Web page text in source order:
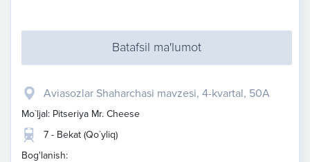
Batafsil ma'lumot
Aviasozlar Shaharchasi mavzesi, 4-kvartal, 50A
Mo`ljal: Pitseriya Mr. Cheese
7 - Bekat (Qo`yliq)
Bog'lanish: